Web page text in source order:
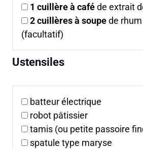
1 cuillère à caféde extrait
2cuillères à soupede
(facultatif)
Ustensiles
batteur électrique
robot pâtissier
tamis (ou petite passoire
spatule type maryse